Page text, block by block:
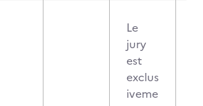
Le
jury
est
exclus
iveme